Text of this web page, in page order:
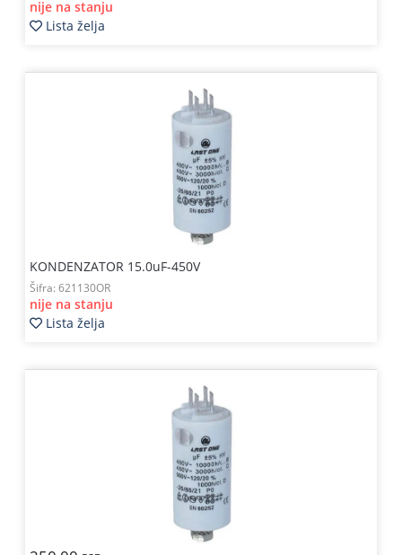
nije na stanju
Lista želja
KONDENZATOR 15.0uF-450V
Šifra: 621130OR
nije na stanju
Lista želja